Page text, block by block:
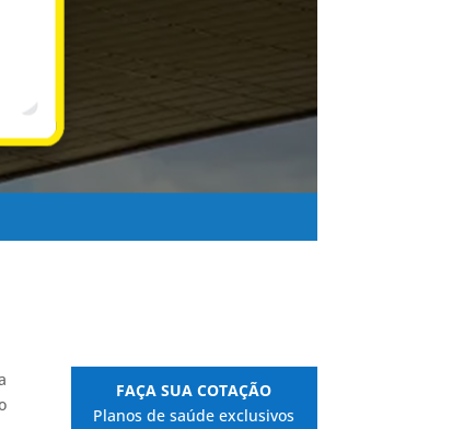
FAÇA SUA COTAÇÃO
Planos de saúde exclusivos